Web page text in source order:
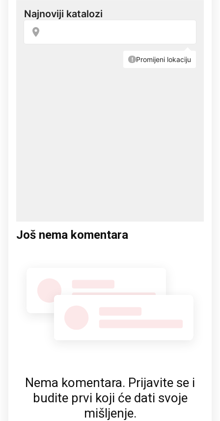
Još nema komentara
Nema komentara. Prijavite se i
budite prvi koji će dati svoje
mišljenje.